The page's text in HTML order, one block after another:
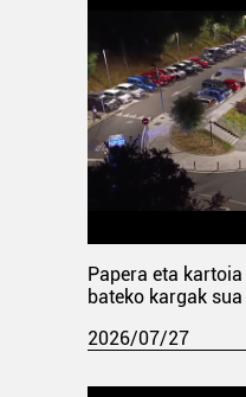
Papera eta
bateko kargak
2026/07/27